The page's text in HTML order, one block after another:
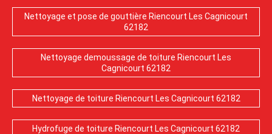
Nettoyage et pose de gouttière Riencourt Les Cagnicourt
62182
Nettoyage demoussage de toiture Riencourt Les
Cagnicourt 62182
Nettoyage de toiture Riencourt Les Cagnicourt 62182
Hydrofuge de toiture Riencourt Les Cagnicourt 62182